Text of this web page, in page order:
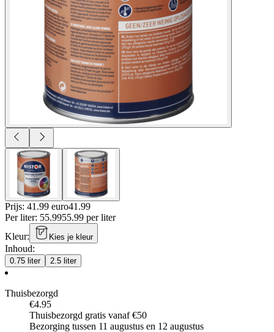
Prijs: 41.99 euro41 .99
Per liter: 55.9955.99 per liter
Kleur: Kies je kleur
Inhoud:
0.75 liter 2.5 liter
Thuisbezorgd
€4.95
Thuisbezorgd gratis vanaf €50
Bezorging tussen 11 augustus en 12 augustus